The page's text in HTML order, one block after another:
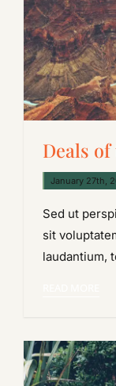
Deals of
January 27th,
Sed ut
sit
laudantium,